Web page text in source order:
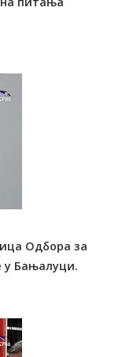
Одбора за
у Бањалуци.